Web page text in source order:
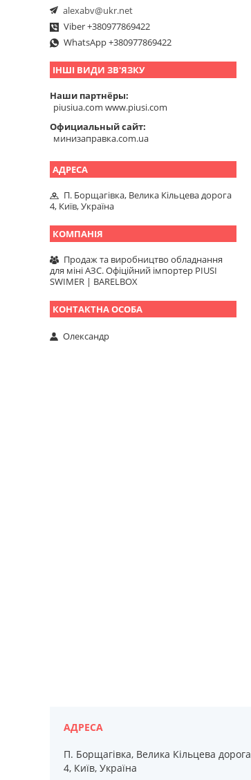
alexabv@ukr.net
Viber +380977869422
WhatsApp +380977869422
ІНШІ ВИДИ ЗВ'ЯЗКУ
Наши партнёры
piusiua.com www.piusi.com
Официальный сайт
минизаправка.com.ua
П. Борщагівка, Велика Кільцева дорога
4, Київ, Україна
Продаж та виробництво обладнання
для міні АЗС. Офіційний імпортер PIUSI
SWIMER | BARELBOX
Олександр
П. Борщагівка, Велика Кільцева дорога
4, Київ, Україна